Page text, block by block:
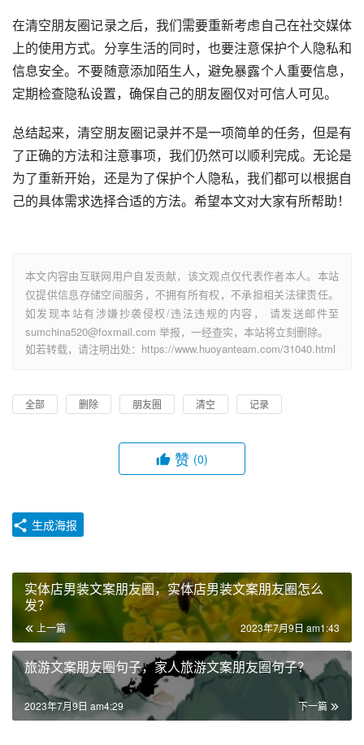
在清空朋友圈记录之后，我们需要重新考虑自己在社交媒体
上的使用方式。分享生活的同时，也要注意保护个人隐私和
信息安全。不要随意添加陌生人，避免暴露个人重要信息，
定期检查隐私设置，确保自己的朋友圈仅对可信人可见。
总结起来，清空朋友圈记录并不是一项简单的任务，但是有
了正确的方法和注意事项，我们仍然可以顺利完成。无论是
为了重新开始，还是为了保护个人隐私，我们都可以根据自
己的具体需求选择合适的方法。希望本文对大家有所帮助！
本文内容由互联网用户自发贡献，该文观点仅代表作者本人。本站
仅提供信息存储空间服务，不拥有所有权，不承担相关法律责任。
如发现本站有涉嫌抄袭侵权/违法违规的内容， 请发送邮件至
sumchina520@foxmail.com 举报，一经查实，本站将立刻删除。
如若转载，请注明出处：https://www.huoyanteam.com/31040.html
全部 删除 朋友圈 清空 记录
赞 (0)
生成海报
实体店男装文案朋友圈，实体店男装文案朋友圈怎么
发？
上一篇 2023年7月9日 am1:43
旅游文案朋友圈句子，家人旅游文案朋友圈句子？
下一篇
2023年7月9日 am4:29